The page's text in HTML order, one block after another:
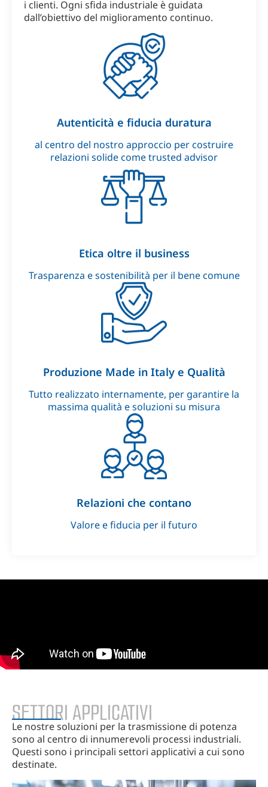
i clienti. Ogni sfida industriale è guidata
dall’obiettivo del miglioramento continuo.
Autenticità e fiducia duratura
al centro del nostro approccio per costruire
relazioni solide come trusted advisor
Etica oltre il business
Trasparenza e sostenibilità per il bene comune
Produzione Made in Italy e Qualità
Tutto realizzato internamente, per garantire la
massima qualità e soluzioni su misura
Relazioni che contano
Valore e fiducia per il futuro
SETTORI APPLICATIVI
Le nostre soluzioni per la trasmissione di potenza
sono al centro di innumerevoli processi industriali.
Questi sono i principali settori applicativi a cui sono
destinate.